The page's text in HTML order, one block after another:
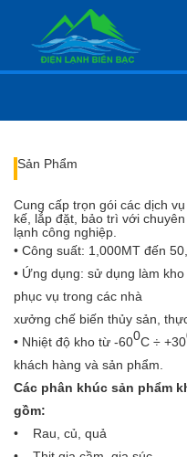
Sản Phẩm
Cung cấp trọn gói các dịch
kế, lắp đặt, bảo trì với
lạnh công nghiệp.
• Công suất: 1,000MT đến
• Ứng dụng: sử dụng làm
phục vụ trong các nhà
xưởng chế biến thủy sản,
• Nhiệt độ kho từ -600C ÷ +30
khách hàng và sản phẩm.
Các phân khúc sản phẩm
gồm:
• Rau, củ, quả